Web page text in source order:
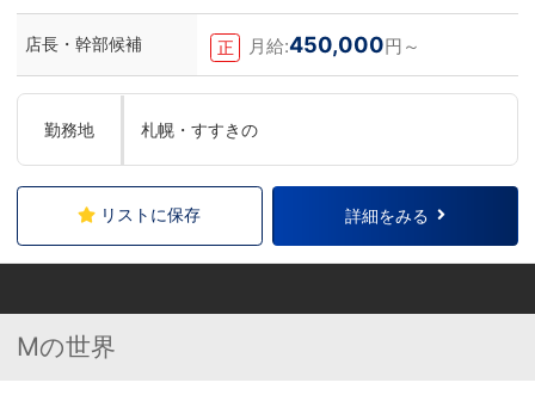
店長・幹部候補 正 月給:450,000円～
勤務地 札幌・すすきの
リストに保存 詳細をみる
Mの世界